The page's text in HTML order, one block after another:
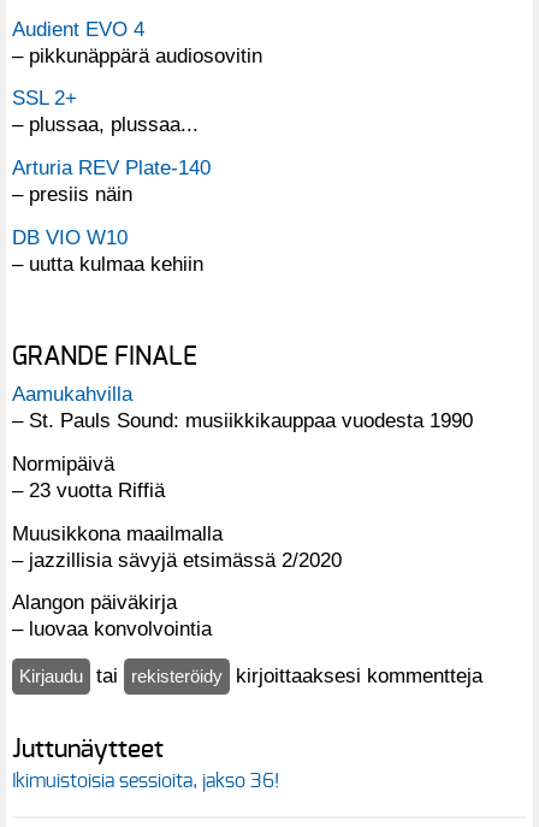
Audient EVO 4
– pikkunäppärä audiosovitin
SSL 2+
– plussaa, plussaa...
Arturia REV Plate-140
– presiis näin
DB VIO W10
– uutta kulmaa kehiin
GRANDE FINALE
Aamukahvilla
– St. Pauls Sound: musiikkikauppaa vuodesta 1990
Normipäivä
– 23 vuotta Riffiä
Muusikkona maailmalla
– jazzillisia sävyjä etsimässä 2/2020
Alangon päiväkirja
– luovaa konvolvointia
Kirjaudu tai rekisteröidy kirjoittaaksesi kommentteja
Juttunäytteet
Ikimuistoisia sessioita, jakso 36!